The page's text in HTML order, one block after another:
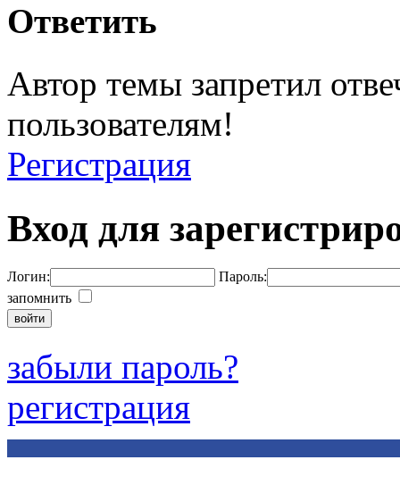
Ответить
Автор темы запретил
пользователям!
Регистрация
Вход для
Логин:
Пароль:
запомнить
забыли пароль?
регистрация